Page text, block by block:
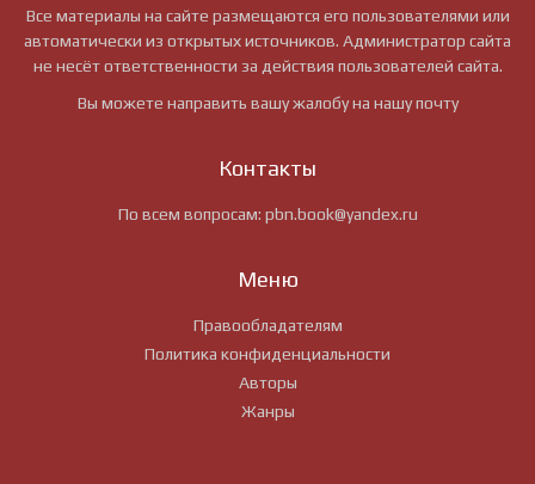
Все материалы на сайте размещаются его пользователями или
автоматически из открытых источников. Администратор сайта
не несёт ответственности за действия пользователей сайта.
Вы можете направить вашу жалобу на нашу почту
Контакты
По всем вопросам: pbn.book@yandex.ru
Меню
Правообладателям
Политика конфиденциальности
Авторы
Жанры